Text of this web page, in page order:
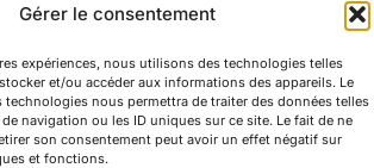
Gérer le consentement
expériences, nous utilisons des technologies telles
et/ou accéder aux informations des appareils. Le
technologies nous permettra de traiter des données telles
navigation ou les ID uniques sur ce site. Le fait de ne
son consentement peut avoir un effet négatif sur
et fonctions.
© 2026 Villa Jema
ThemeparWPZOOM